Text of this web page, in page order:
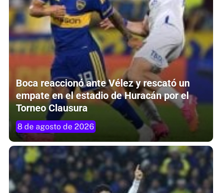
Boca reaccionó ante Vélez y rescató un
empate en el estadio de Huracán por el
Torneo Clausura
8 de agosto de 2026